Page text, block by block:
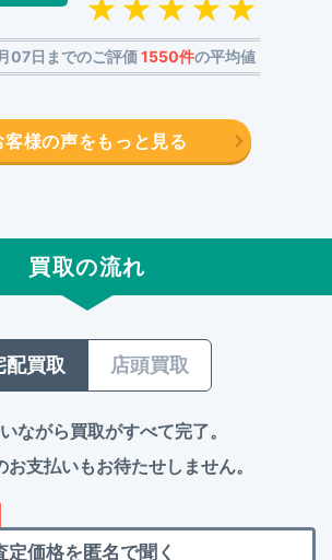
07日までのご評価1550件の平均値
客様の声をもっと見る
買取の流れ
配買取 店頭買取
ながら買取がすべて完了。
お支払いもお待たせしません。
定価格を 匿名で聞く